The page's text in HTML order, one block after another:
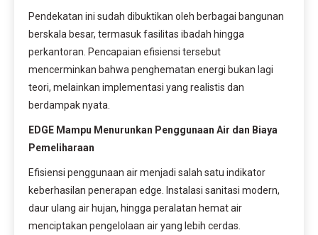
Pendekatan ini sudah dibuktikan oleh berbagai bangunan
berskala besar, termasuk fasilitas ibadah hingga
perkantoran. Pencapaian efisiensi tersebut
mencerminkan bahwa penghematan energi bukan lagi
teori, melainkan implementasi yang realistis dan
berdampak nyata.
EDGE Mampu Menurunkan Penggunaan Air dan Biaya
Pemeliharaan
Efisiensi penggunaan air menjadi salah satu indikator
keberhasilan penerapan edge. Instalasi sanitasi modern,
daur ulang air hujan, hingga peralatan hemat air
menciptakan pengelolaan air yang lebih cerdas.